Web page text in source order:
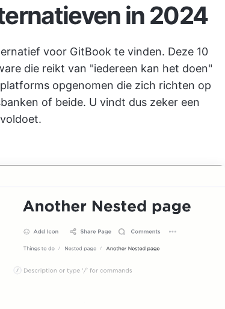
in 2024
voor GitBook te vinden. Deze 10
die reikt van "iedereen kan het doen"
opgenomen die zich richten op
of beide. U vindt dus zeker een